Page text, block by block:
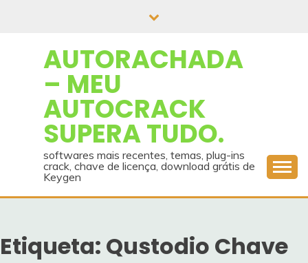
AUTORACHADA
– MEU
AUTOCRACK
SUPERA TUDO.
softwares mais recentes, temas, plug-ins
crack, chave de licença, download grátis de
Keygen
Etiqueta: Qustodio Chave